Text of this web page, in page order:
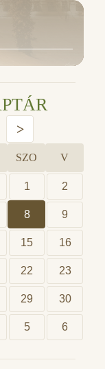
>
SZO V
1 2
8 9
15 16
22 23
29 30
5 6